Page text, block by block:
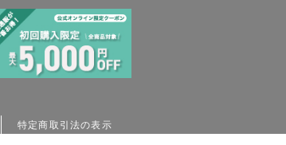
特定商取引法の表示